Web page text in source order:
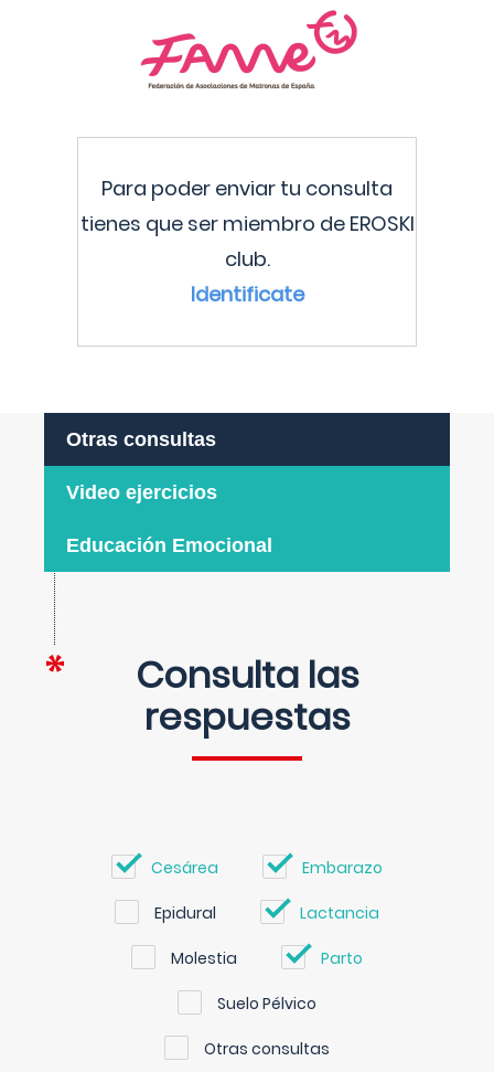
Para poder enviar tu consulta
tienes que ser miembro de EROSKI
club.
Identificate
Otras consultas
Video ejercicios
Educación Emocional
Consulta las
respuestas
Cesárea Embarazo
Epidural Lactancia
Molestia Parto
Suelo Pélvico
Otras consultas